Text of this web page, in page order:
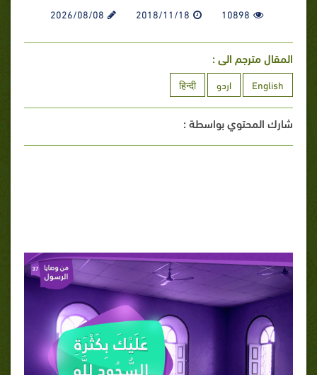
10898
2018/11/18
2026/08/08
المقال مترجم الى :
English اردو हिन्दी
شارك المحتوي بواسطة :